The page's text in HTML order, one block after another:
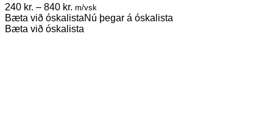
options
may
be
240 kr. – 840 kr. Price
range:
240 kr.
m/vsk
Bæta við óskalistaNú þegar á óskalista
Bæta við óskalista